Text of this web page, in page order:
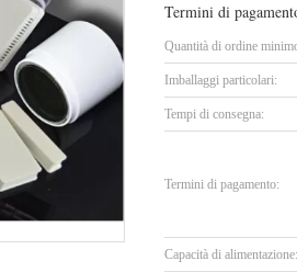
Termini di
Quantità di ordine
Imballaggi particolari:
Tempi di consegna:
Termini di pagamento:
Capacità di alimentazione: